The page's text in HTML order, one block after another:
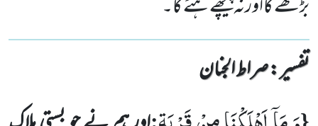
تفسیر : ‎صراط الجنان